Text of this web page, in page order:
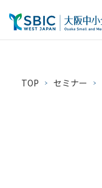
TOP セミナー